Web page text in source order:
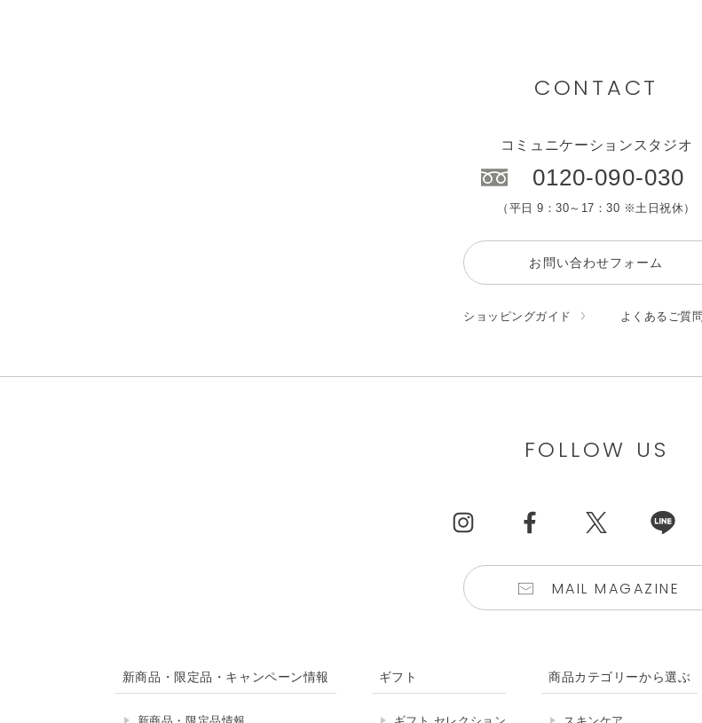
CONTACT
コミュニケーションスタジオ
0120-090-030
（平日 9：30～17：30 ※土日祝休）
お問い合わせフォーム
ショッピングガイド よくあるご質問
FOLLOW US
MAIL MAGAZINE
新商品・限定品・キャンペーン情報 ギフト 商品カテゴリーから選ぶ